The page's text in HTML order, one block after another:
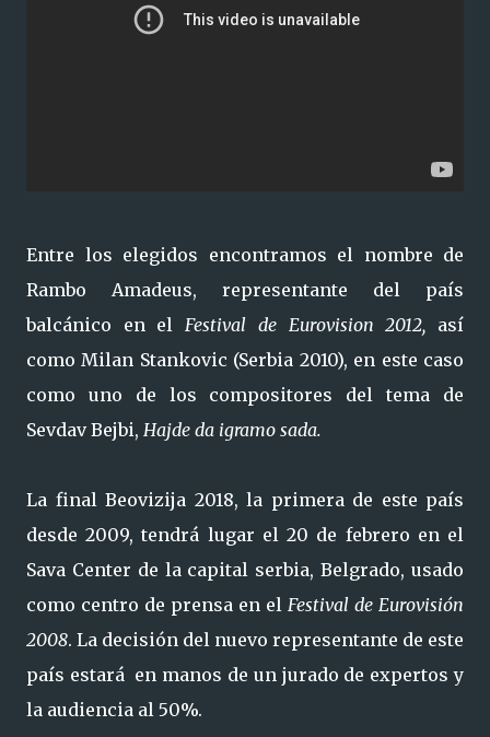
Entre los elegidos encontramos el nombre de
Rambo Amadeus, representante del país
balcánico en elFestival de Eurovision 2012, así
como Milan Stankovic (Serbia 2010), en este caso
como uno de los compositores del tema de
Sevdav Bejbi, Hajde da igramo sada.
La final Beovizija 2018, la primera de este país
desde 2009, tendrá lugar el 20 de febrero en el
Sava Center de la capital serbia, Belgrado, usado
como centro de prensa en el Festival de Eurovisión
2008. La decisión del nuevo representante de este
país estará en manos de un jurado de expertos y
la audiencia al 50%.